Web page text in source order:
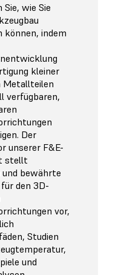
wie Sie
können, indem
kleiner
Metallteilen
verfügbaren,
Der
unserer F&E-
stellt
bewährte
den 3D-
vor,
Studien
und